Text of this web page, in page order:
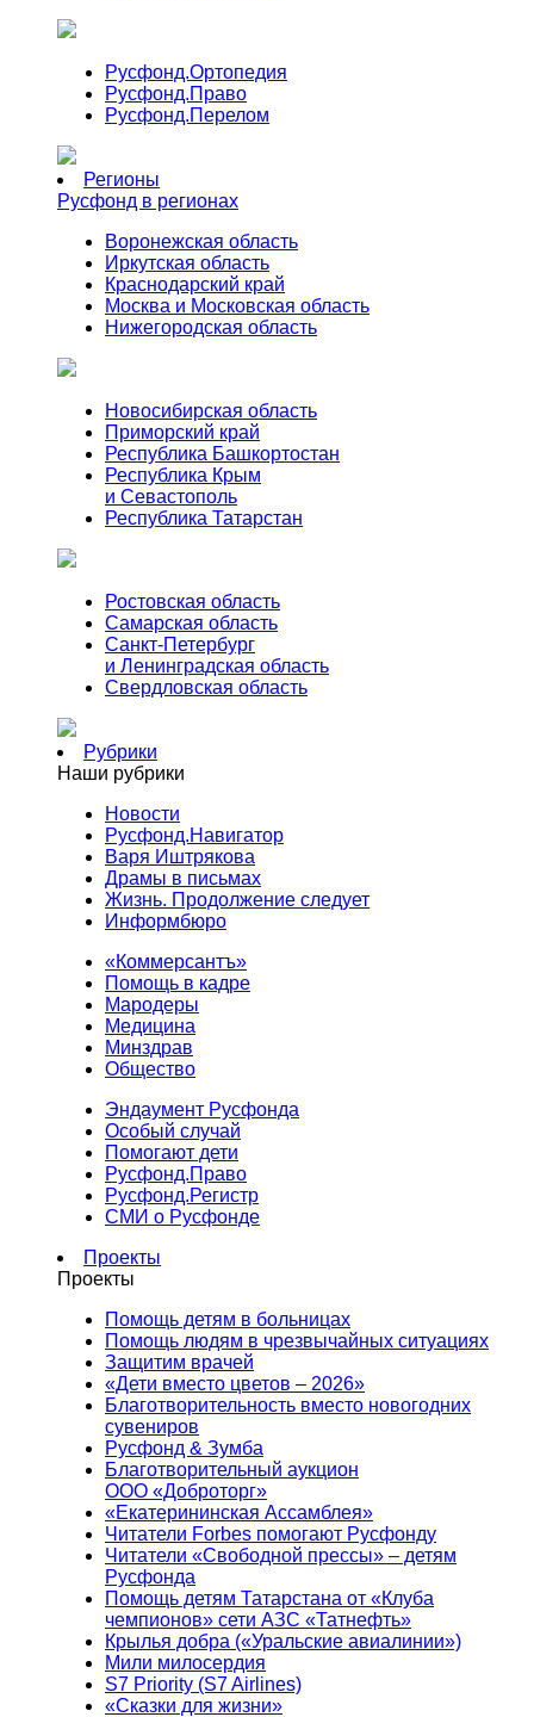
Русфонд.Ортопедия
Русфонд.Право
Русфонд.Перелом
Регионы
Русфонд в регионах
Воронежская область
Иркутская область
Краснодарский край
Москва и Московская область
Нижегородская область
Новосибирская область
Приморский край
Республика Башкортостан
Республика Крым
и Севастополь
Республика Татарстан
Ростовская область
Самарская область
Санкт-Петербург
и Ленинградская область
Свердловская область
Рубрики
Наши рубрики
Новости
Русфонд.Навигатор
Варя Иштрякова
Драмы в письмах
Жизнь. Продолжение следует
Информбюро
«Коммерсантъ»
Помощь в кадре
Мародеры
Медицина
Минздрав
Общество
Эндаумент Русфонда
Особый случай
Помогают дети
Русфонд.Право
Русфонд.Регистр
СМИ о Русфонде
Проекты
Проекты
Помощь детям в больницах
Помощь людям в чрезвычайных ситуациях
Защитим врачей
«Дети вместо цветов – 2026»
Благотворительность вместо новогодних
сувениров
Русфонд & Зумба
Благотворительный аукцион
ООО «Доброторг»
«Екатерининская Ассамблея»
Читатели Forbes помогают Русфонду
Читатели «Свободной прессы» – детям
Русфонда
Помощь детям Татарстана от «Клуба
чемпионов» сети АЗС «Татнефть»
Крылья добра («Уральские авиалинии»)
Мили милосердия
S7 Priority (S7 Airlines)
«Сказки для жизни»